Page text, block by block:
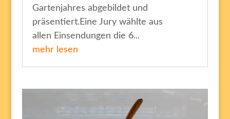
Gartenjahres abgebildet und
präsentiert.Eine Jury wählte aus
allen Einsendungen die 6...
mehr lesen